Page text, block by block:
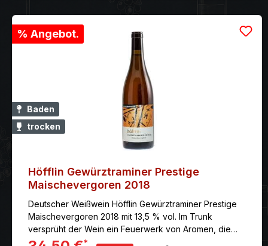
% Angebot.
Baden
trocken
Höfflin Gewürztraminer Prestige
Maischevergoren 2018
Deutscher Weißwein Höfflin Gewürztraminer Prestige
Maischevergoren 2018 mit 13,5 % vol. Im Trunk
versprüht der Wein ein Feuerwerk von Aromen, die
den Gaumen voll auskleiden und ausgiebig nachhallen.
*